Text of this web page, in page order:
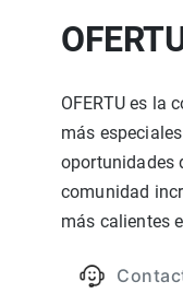
OFERTU es la
más
oportunidades
comunidad
más calientes